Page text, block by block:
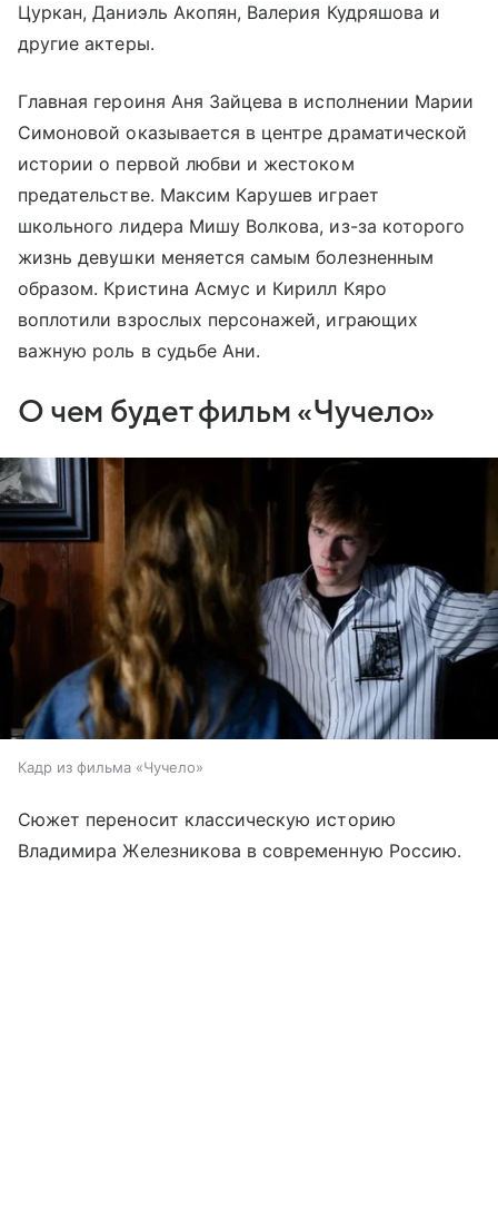
Цуркан, Даниэль Акопян, Валерия Кудряшова и
другие актеры.
Главная героиня Аня Зайцева в исполнении Марии
Симоновой оказывается в центре драматической
истории о первой любви и жестоком
предательстве. Максим Карушев играет
школьного лидера Мишу Волкова, из-за которого
жизнь девушки меняется самым болезненным
образом. Кристина Асмус и Кирилл Кяро
воплотили взрослых персонажей, играющих
важную роль в судьбе Ани.
О чем будет фильм «Чучело»
Кадр из фильма «Чучело»
Сюжет переносит классическую историю
Владимира Железникова в современную Россию.